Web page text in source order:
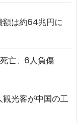
額は約64兆円に
亡、6人負傷
光客が中国の工